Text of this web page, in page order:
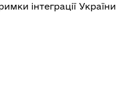
інтеграції України